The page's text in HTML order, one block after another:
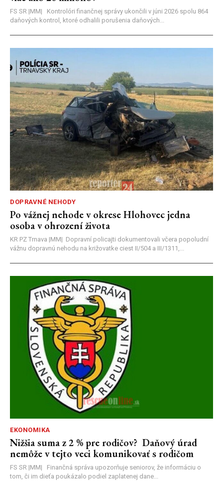
FS SR |MM| Kontrolóri finančnej správy ukončili v júni 2026 spolu 864
daňových kontrol, ktoré odhalili porušenia daňových...
DOPRAVNÉ NEHODY
Po vážnej nehode v okrese Hlohovec jedna
osoba v ohrození života
KR PZ Trnava |MM| Dopravní policajti dokumentovali včera popoludní
vážnu dopravnú nehodu na križovatke ciest II/504 a III/1311,...
EKONOMIKA
Nižšia suma z 2 % pre rodičov? Daňový úrad
nemôže v tejto veci komunikovať s rodičom
FS SR |MM| Finančná správa upozorňuje seniorov, že informáciu o
tom, či im dieťa poukázalo podiel zaplatenej dane...